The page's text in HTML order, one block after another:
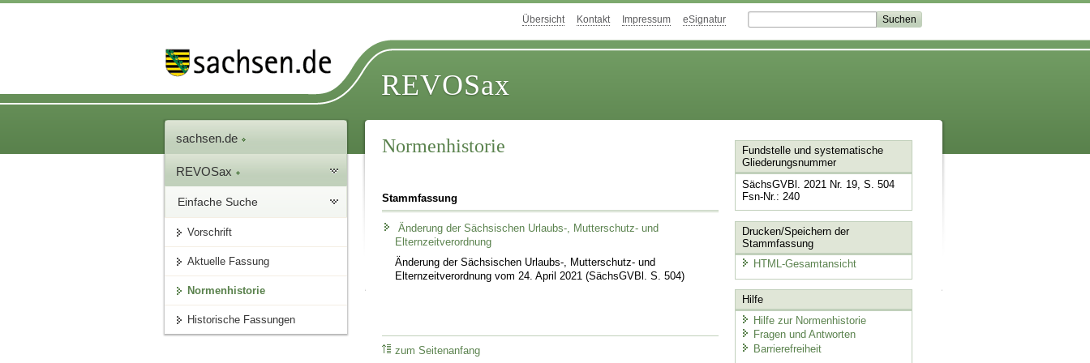
Übersicht Kontakt Impressum eSignatur
REVOSax
sachsen.de
REVOSax
Einfache Suche
Vorschrift
Aktuelle Fassung
Normenhistorie
Historische Fassungen
Normenhistorie
Stammfassung
Änderung der Sächsischen Urlaubs-, Mutterschutz- und
Elternzeitverordnung
Änderung der Sächsischen Urlaubs-, Mutterschutz- und
Elternzeitverordnung vom 24. April 2021 (SächsGVBl. S. 504)
zum Seitenanfang
Fundstelle und systematische
Gliederungsnummer
SächsGVBl. 2021 Nr. 19, S. 504
Fsn-Nr.: 240
Drucken/Speichern der
Stammfassung
HTML-Gesamtansicht
Hilfe
Hilfe zur Normenhistorie
Fragen und Antworten
Barrierefreiheit